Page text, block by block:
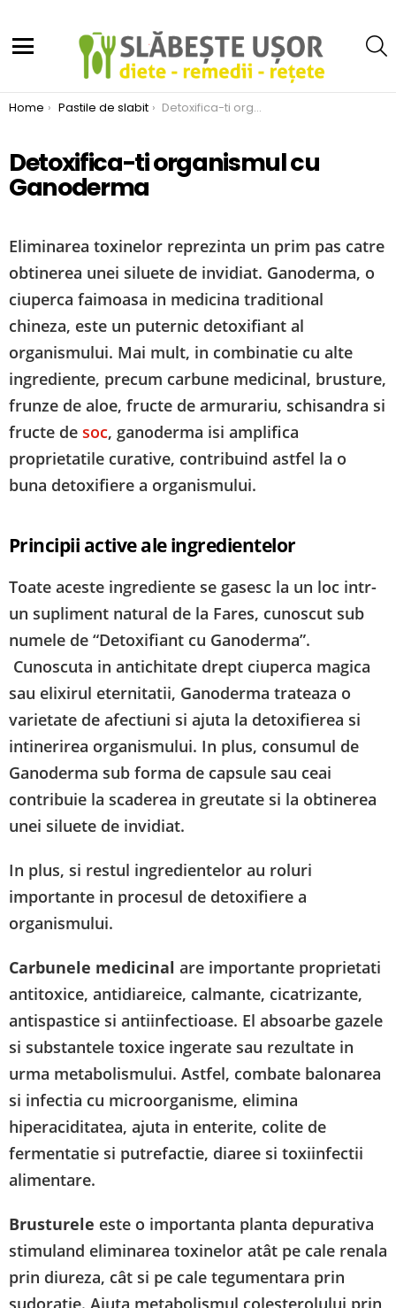
You are here:
Home Pastile de slabit Detoxifica-ti organismul cu Ganoderma
Detoxifica-ti organismul cu
Ganoderma
Eliminarea toxinelor reprezinta un prim pas catre
obtinerea unei siluete de invidiat. Ganoderma, o
ciuperca faimoasa in medicina traditional
chineza, este un puternic detoxifiant al
organismului. Mai mult, in combinatie cu alte
ingrediente, precum carbune medicinal, brusture,
frunze de aloe, fructe de armurariu, schisandra si
fructe de soc, ganoderma isi amplifica
proprietatile curative, contribuind astfel la o
buna detoxifiere a organismului.
Principii active ale ingredientelor
Toate aceste ingrediente se gasesc la un loc intr-
un supliment natural de la Fares, cunoscut sub
numele de “Detoxifiant cu Ganoderma”.
Cunoscuta in antichitate drept ciuperca magica
sau elixirul eternitatii, Ganoderma trateaza o
varietate de afectiuni si ajuta la detoxifierea si
intinerirea organismului. In plus, consumul de
Ganoderma sub forma de capsule sau ceai
contribuie la scaderea in greutate si la obtinerea
unei siluete de invidiat.
In plus, si restul ingredientelor au roluri
importante in procesul de detoxifiere a
organismului.
Carbunele medicinal are importante proprietati
antitoxice, antidiareice, calmante, cicatrizante,
antispastice si antiinfectioase. El absoarbe gazele
si substantele toxice ingerate sau rezultate in
urma metabolismului. Astfel, combate balonarea
si infectia cu microorganisme, elimina
hiperaciditatea, ajuta in enterite, colite de
fermentatie si putrefactie, diaree si toxiinfectii
alimentare.
Brusturele este o importanta planta depurativa
stimuland eliminarea toxinelor atât pe cale renala
prin diureza, cât si pe cale tegumentara prin